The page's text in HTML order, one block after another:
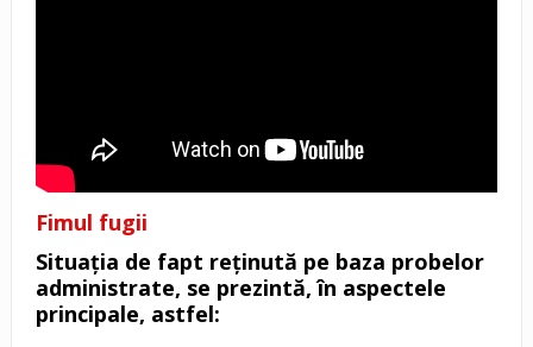
Fimul fugii
Situaţia de fapt reţinută pe baza probelor
administrate, se prezintă, în aspectele
principale, astfel: